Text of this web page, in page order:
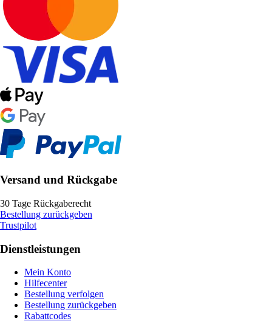
Versand und Rückgabe
30 Tage Rückgaberecht
Bestellung zurückgeben
Trustpilot
Dienstleistungen
Mein Konto
Hilfecenter
Bestellung verfolgen
Bestellung zurückgeben
Rabattcodes